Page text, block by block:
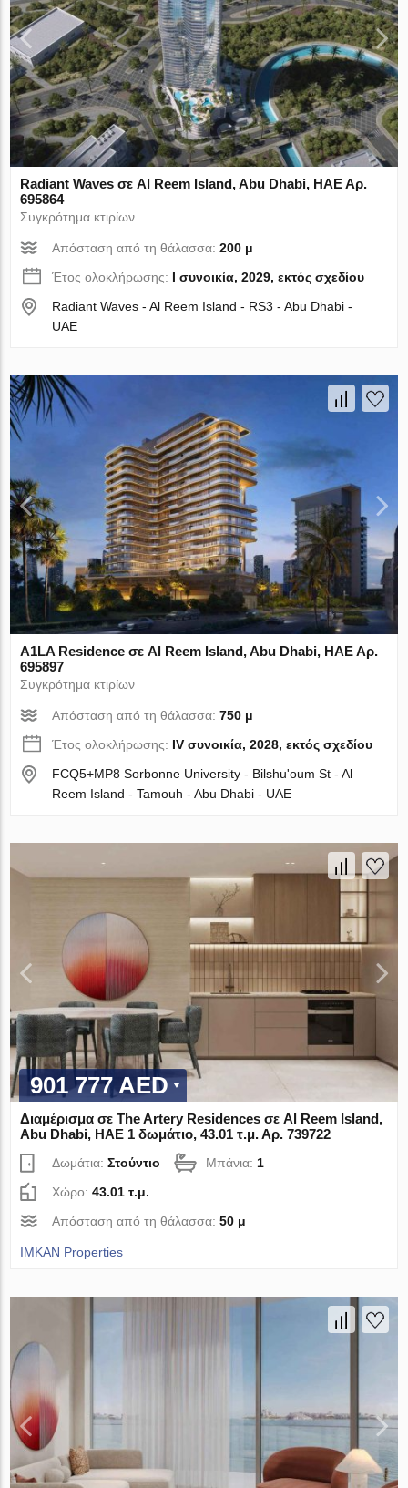
Radiant Waves σε Al Reem Island, Abu Dhabi, ΗΑΕ Αρ.
695864
Συγκρότημα κτιρίων
Απόσταση από τη θάλασσα:200 μ
Έτος ολοκλήρωσης: I συνοικία, 2029, εκτός σχεδίου
Radiant Waves - Al Reem Island - RS3 - Abu Dhabi -
UAE
A1LA Residence σε Al Reem Island, Abu Dhabi, ΗΑΕ Αρ.
695897
Συγκρότημα κτιρίων
Απόσταση από τη θάλασσα:750 μ
Έτος ολοκλήρωσης: IV συνοικία, 2028, εκτός σχεδίου
FCQ5+MP8 Sorbonne University - Bilshuʹoum St - Al
Reem Island - Tamouh - Abu Dhabi - UAE
901 777 AED
Διαμέρισμα σε The Artery Residences σε Al Reem Island,
Abu Dhabi, ΗΑΕ 1 δωμάτιο, 43.01 τ.μ. Αρ. 739722
Δωμάτια:Στούντιο Μπάνια: 1
Χώρο:43.01 τ.μ.
Απόσταση από τη θάλασσα:50 μ
IMKAN Properties